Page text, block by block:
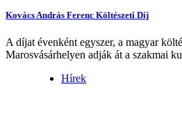
Kovács András Ferenc Költészeti Díj
A díjat évenként egyszer, a magyar
Marosvásárhelyen adják át a szakmai
Hírek